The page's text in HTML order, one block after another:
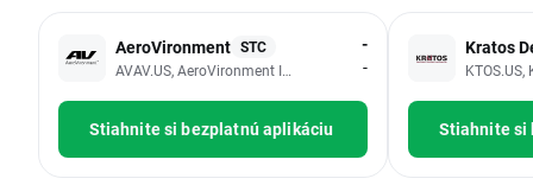
AeroVironment STC
AVAV.US, AeroVironment Inc
-
-
Stiahnite si bezplatnú aplikáciu
Kratos
Stiahnite si